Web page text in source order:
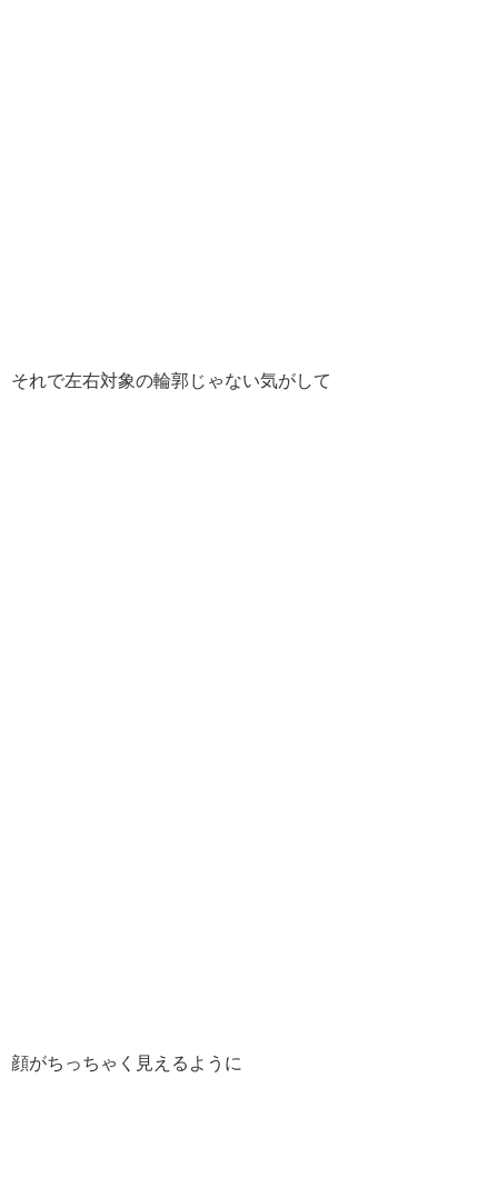
それで左右対象の輪郭じゃない気がして
顔がちっちゃく見えるように